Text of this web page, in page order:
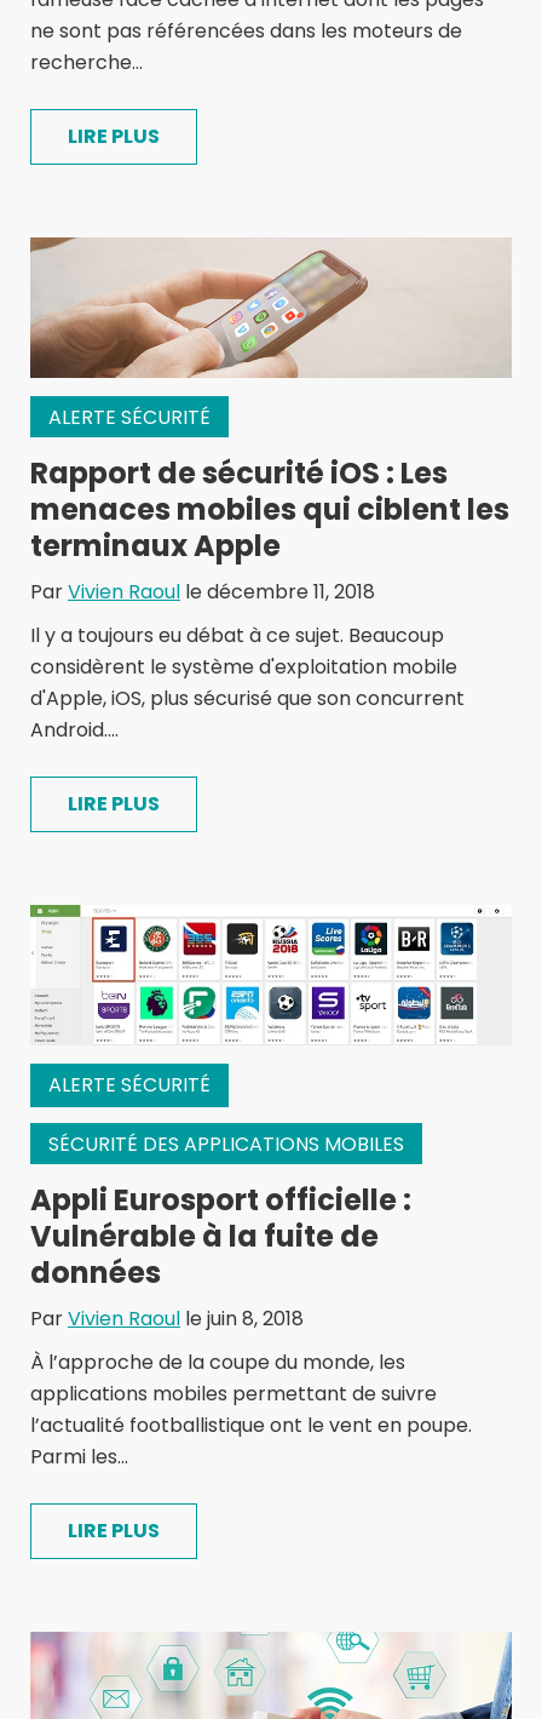
ne sont pas référencées dans les moteurs de
recherche...
LIRE PLUS
ALERTE SÉCURITÉ
Rapport de sécurité iOS : Les
menaces mobiles qui ciblent les
terminaux Apple
ParVivien Raoul le décembre 11, 2018
Il y a toujours eu débat à ce sujet. Beaucoup
considèrent le système d'exploitation mobile
d'Apple, iOS, plus sécurisé que son concurrent
Android....
LIRE PLUS
ALERTE SÉCURITÉ
SÉCURITÉ DES APPLICATIONS MOBILES
Appli Eurosport officielle :
Vulnérable à la fuite de
données
ParVivien Raoul le juin 8, 2018
À l’approche de la coupe du monde, les
applications mobiles permettant de suivre
l’actualité footballistique ont le vent en poupe.
Parmi les...
LIRE PLUS